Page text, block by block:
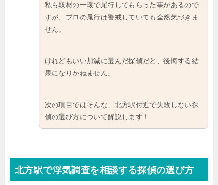
私も取材の一環で尾行してもらった事があるので
すが、プロの尾行は警戒していても全然気づきま
せん。
けれどもいい加減に選んだ探偵だと、後悔する結
果になりかねません。
次の項目ではそんな、北方駅付近で失敗しない探
偵の選び方について解説します！
北方駅で浮気調査を相談する探偵の選び方